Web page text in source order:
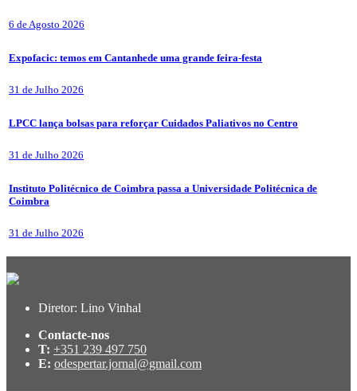
6 de Agosto 2026
Expofacic: temos em Cantanhede uma grande feira-festa
31 de Julho 2026
LPCC lança bolsas para reforçar Cuidados Paliativos no Centro
31 de Julho 2026
Instituto Politécnico de Coimbra passa a Universidade Politécnica de
Coimbra
31 de Julho 2026
Diretor: Lino Vinhal
Contacte-nos
T: +351 239 497 750
E: odespertar.jornal@gmail.com